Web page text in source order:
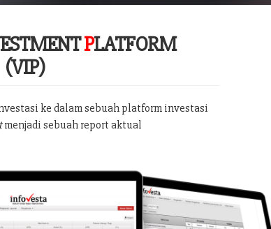
PLATFORM
(VIP)
ke dalam sebuah platform investasi
menjadi sebuah report aktual